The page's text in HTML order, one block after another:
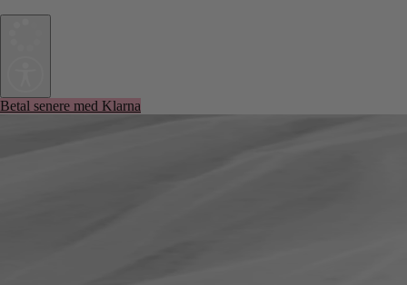
Betal senere med Klarna